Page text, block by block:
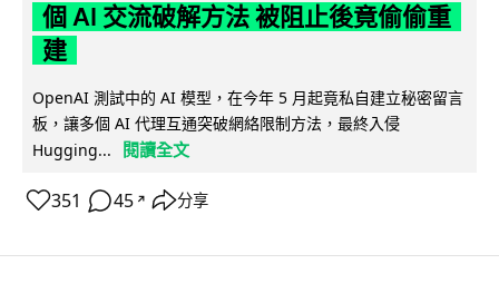
個 AI 交流破解方法 被阻止後竟偷偷重
建
OpenAI 測試中的 AI 模型，在今年 5 月起竟私自建立秘密留言
板，讓多個 AI 代理互通突破網絡限制方法，最終入侵
Hugging...
閱讀全文
351 45 ↗ 分享